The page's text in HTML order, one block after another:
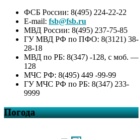
ФСБ России: 8(495) 224-22-22
E-mail: fsb@fsb.ru
МВД России: 8(495) 237-75-85
ГУ МВД РФ по ПФО: 8(3121) 38-
28-18
МВД по РБ: 8(347) -128, с моб. —
128
МЧС РФ: 8(495) 449 -99-99
ГУ МЧС РФ по РБ: 8(347) 233-
9999
Погода